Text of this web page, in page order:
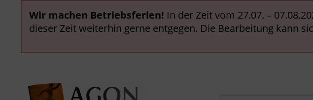
Wir machen Betriebsferien! In der Zeit vom 27.07. –
dieser Zeit weiterhin gerne entgegen. Die Bearbeitung kann